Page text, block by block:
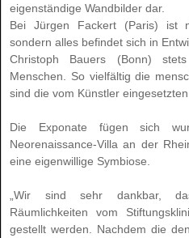
eigenständige Wandbilder dar.
Bei
Jürgen Fackert(Paris) ist
sondern alles befindet sich in
Christoph Bauers (Bonn)
Menschen. So vielfältig die
sind die vom Künstler
Die Exponate fügen sich
Neorenaissance-Villa an der
eine eigenwillige Symbiose.
„Wir sind sehr dankbar,
Räumlichkeiten vom
gestellt werden. Nachdem die